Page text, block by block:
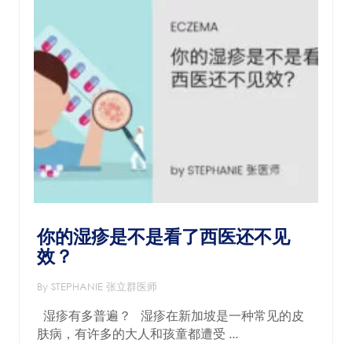
你的湿疹是不是看了西医还不见
效？
By STEPHANIE 张立群医师
湿疹有多普遍？ 湿疹在新加坡是一种常见的皮
肤病，有许多的大人和孩童都遭受 ...